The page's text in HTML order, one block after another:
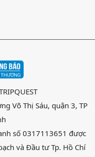
Võ Thị Sáu, quận 3, TP
số 0317113651 được
và Đầu tư Tp. Hồ Chí